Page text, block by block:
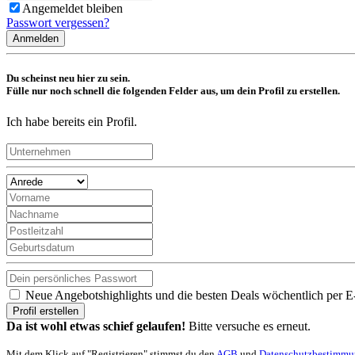
Angemeldet bleiben
Passwort vergessen?
Anmelden
Du scheinst neu hier zu sein.
Fülle nur noch schnell die folgenden Felder aus, um dein Profil zu erstellen.
Ich habe bereits ein Profil.
Neue Angebotshighlights und die besten Deals wöchentlich per
Profil erstellen
Da ist wohl etwas schief gelaufen! Bitte versuche es erneut.